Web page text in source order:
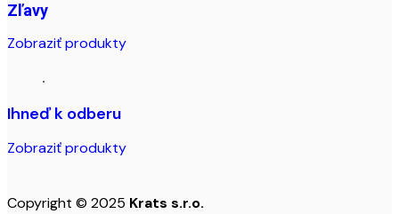
Zľavy
Zobraziť produkty
Ihneď k odberu
Zobraziť produkty
Copyright © 2025 Krats s.r.o.